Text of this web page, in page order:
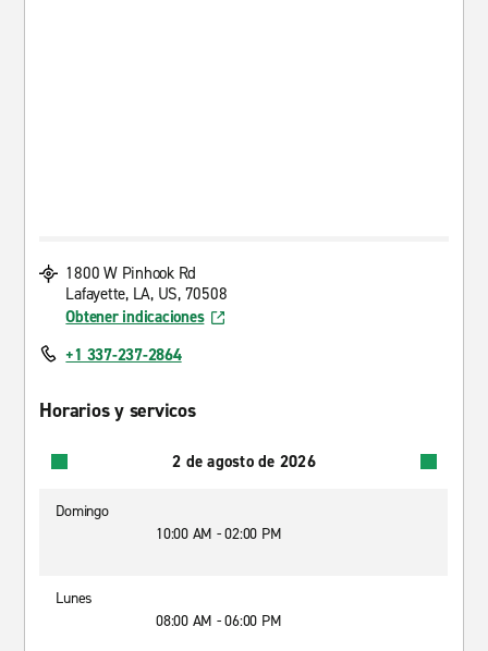
1800 W Pinhook Rd
Lafayette, LA, US, 70508
Obtener indicaciones
+1 337-237-2864
Horarios y servicos
2 de agosto de 2026
Domingo
10:00 AM - 02:00 PM
Lunes
08:00 AM - 06:00 PM